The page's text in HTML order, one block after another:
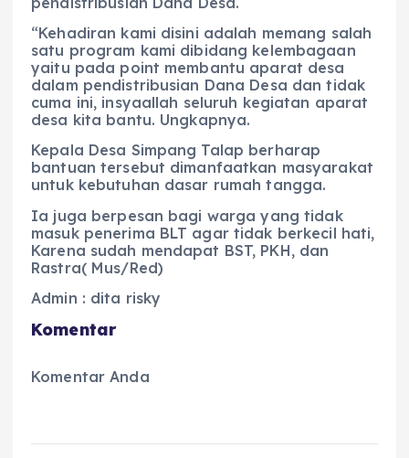
“Kehadiran kami disini adalah memang salah
satu program kami dibidang kelembagaan
yaitu pada point membantu aparat desa
dalam pendistribusian Dana Desa dan tidak
cuma ini, insyaallah seluruh kegiatan aparat
desa kita bantu. Ungkapnya.
Kepala Desa Simpang Talap berharap
bantuan tersebut dimanfaatkan masyarakat
untuk kebutuhan dasar rumah tangga.
Ia juga berpesan bagi warga yang tidak
masuk penerima BLT agar tidak berkecil hati,
Karena sudah mendapat BST, PKH, dan
Rastra( Mus/Red)
Admin : dita risky
Komentar
Komentar Anda